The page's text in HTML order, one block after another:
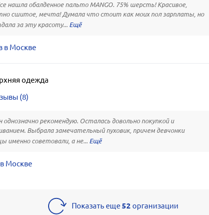
нашла обалденное пальто MANGO. 75% шерсть! Красивое,
сшитое, мечта! Думала что стоит как моих пол зарплаты, но
за эту красоту...
в Москве
одежда
(8)
однозначно рекомендую. Осталась довольно покупкой и
Выбрала замечательный пуховик, причем девчонки
именно советовали, а не...
Москве
Показать еще52 организации